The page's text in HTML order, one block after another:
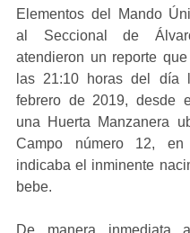
Elementos del Mando
al Seccional de
atendieron un reporte
las 21:10 horas del día
febrero de 2019, desde
una Huerta Manzanera
Campo número 12,
indicaba el inminente
bebe.
De manera inmediata